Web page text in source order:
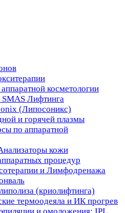
косметологии
Лифтинга
(Липосоникс)
и горячей плазмы
по аппаратной
кожи
процедур
и Лимфодренажа
(криолифтинга)
термоодеяла и ИК прогрев